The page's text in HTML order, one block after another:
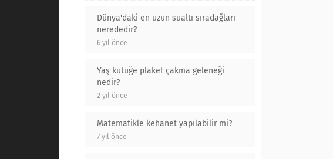
Dünya'daki en uzun sualtı sıradağları
nerededir?
6 yıl önce
Yaş kütüğe plaket çakma geleneği
nedir?
2 yıl önce
Matematikle kehanet yapılabilir mi?
7 yıl önce